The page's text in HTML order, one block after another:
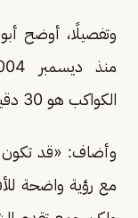
وتفصيلًا، أوضح
الكواكب هو 30 دقيقة قبل شروق الشمس.
وأضاف: «قد تكون
مع رؤية واضحة